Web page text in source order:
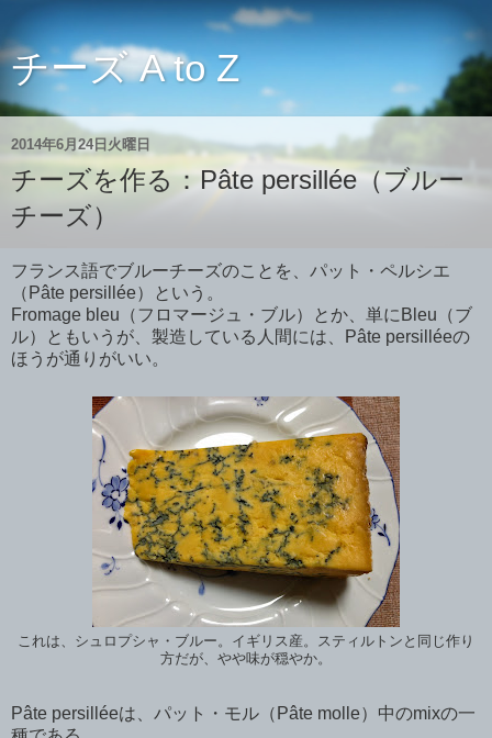
チーズ A to Z
2014年6月24日火曜日
チーズを作る：Pâte persillée（ブルー
チーズ）
フランス語でブルーチーズのことを、パット・ペルシエ
（Pâte persillée）という。
Fromage bleu（フロマージュ・ブル）とか、単にBleu（ブ
ル）ともいうが、製造している人間には、Pâte persilléeの
ほうが通りがいい。
これは、シュロプシャ・ブルー。イギリス産。スティルトンと同じ作り
方だが、やや味が穏やか。
Pâte persilléeは、パット・モル（Pâte molle）中のmixの一